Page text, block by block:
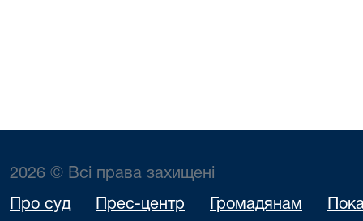
2026 © Всі права захищені
Про суд Прес-центр Громадянам